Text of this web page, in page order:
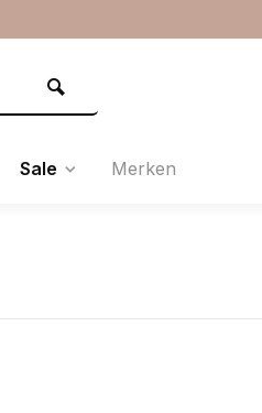
Sale Merken